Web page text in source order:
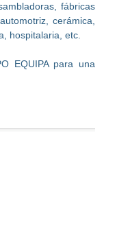
fábricas
cerámica,
hospitalaria, etc.
EQUIPA para una